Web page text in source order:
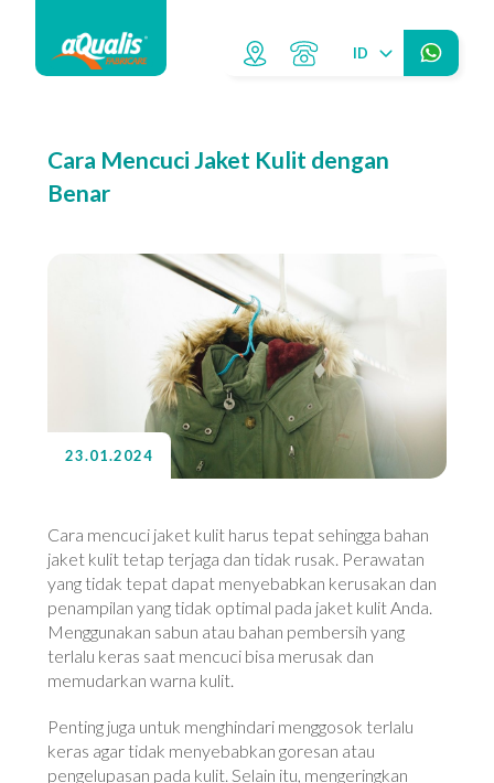
ID
Cara Mencuci Jaket Kulit dengan
Benar
23.01.2024
Cara mencuci jaket kulit harus tepat sehingga bahan
jaket kulit tetap terjaga dan tidak rusak. Perawatan
yang tidak tepat dapat menyebabkan kerusakan dan
penampilan yang tidak optimal pada jaket kulit Anda.
Menggunakan sabun atau bahan pembersih yang
terlalu keras saat mencuci bisa merusak dan
memudarkan warna kulit.
Penting juga untuk menghindari menggosok terlalu
keras agar tidak menyebabkan goresan atau
pengelupasan pada kulit. Selain itu, mengeringkan